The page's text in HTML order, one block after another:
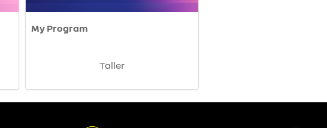
My Program
Taller